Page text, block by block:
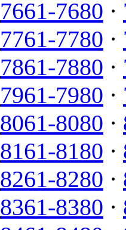
7661-7680 ·
7761-7780 ·
7861-7880 ·
7961-7980 ·
8061-8080 ·
8161-8180 ·
8261-8280 ·
8361-8380 ·